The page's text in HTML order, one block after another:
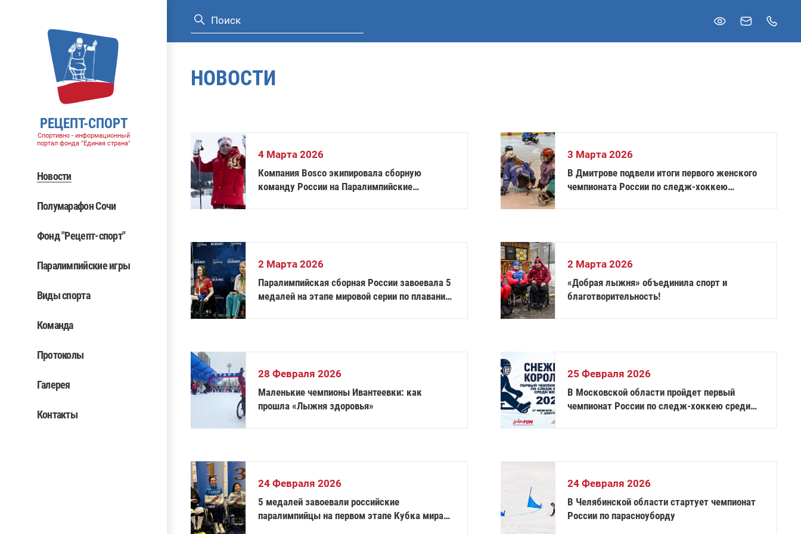
РЕЦЕПТ-СПОРТ
Спортивно - информационный
портал фонда "Единая страна"
Новости
Полумарафон Сочи
Фонд "Рецепт-спорт"
Паралимпийские игры
Виды спорта
Команда
Протоколы
Галерея
Контакты
НОВОСТИ
4 Марта 2026
Компания Bosco экипировала сборную
команду России на Паралимпийские
3 Марта 2026
В Дмитрове подвели итоги первого женского
чемпионата России по следж-хоккею
2 Марта 2026
Паралимпийская сборная России завоевала 5
медалей на этапе мировой серии по плаванию
2 Марта 2026
«Добрая лыжня» объединила спорт и
благотворительность!
28 Февраля 2026
Маленькие чемпионы Ивантеевки: как
прошла «Лыжня здоровья»
25 Февраля 2026
В Московской области пройдет первый
чемпионат России по следж-хоккею среди
24 Февраля 2026
5 медалей завоевали российские
паралимпийцы на первом этапе Кубка мира
24 Февраля 2026
В Челябинской области стартует чемпионат
России по парасноуборду